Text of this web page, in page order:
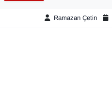
Ramazan Çetin
En çok konuşulanlar